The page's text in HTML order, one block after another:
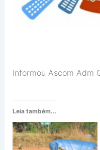
Informou Ascom Adm
Leia também...